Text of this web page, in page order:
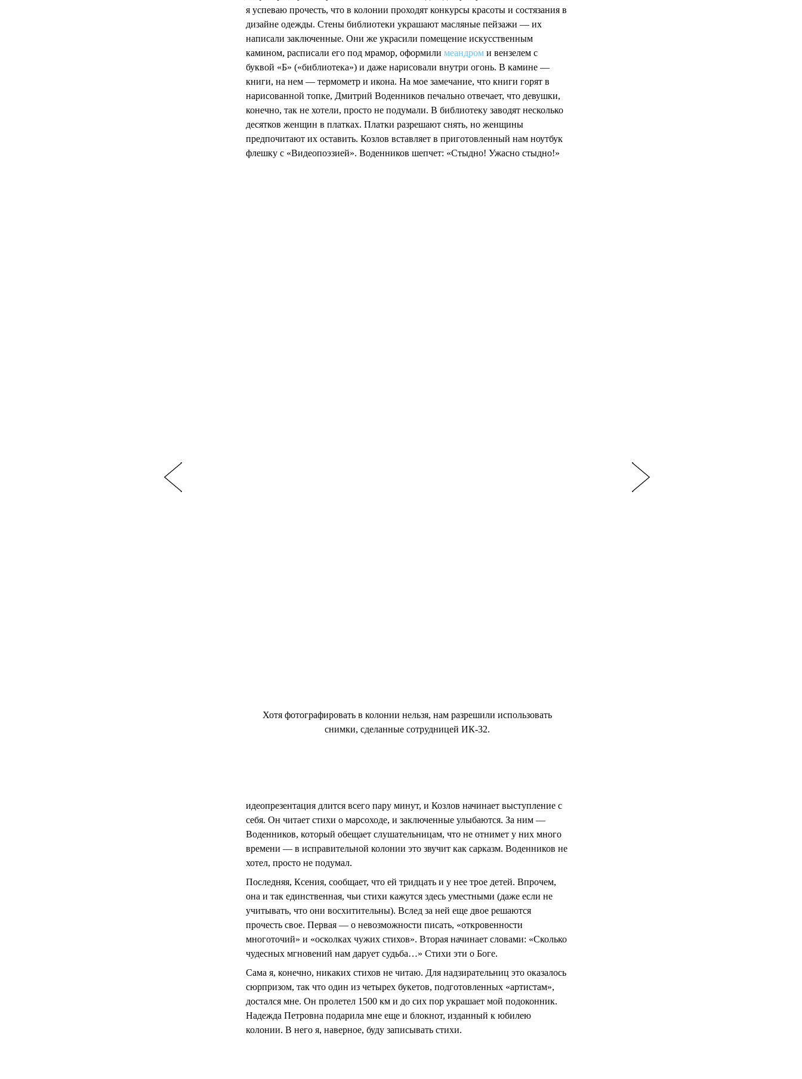
я успеваю прочесть, что в колонии проходят конкурсы красоты и состязания в
дизайне одежды. Стены библиотеки украшают масляные пейзажи — их
написали заключенные. Они же украсили помещение искусственным
камином, расписали его под мрамор, оформили меандром и вензелем с
буквой «Б» («библиотека») и даже нарисовали внутри огонь. В камине —
книги, на нем — термометр и икона. На мое замечание, что книги горят в
нарисованной топке, Дмитрий Воденников печально отвечает, что девушки,
конечно, так не хотели, просто не подумали. В библиотеку заводят несколько
десятков женщин в платках. Платки разрешают снять, но женщины
предпочитают их оставить. Козлов вставляет в приготовленный нам ноутбук
флешку с «Видеопоэзией». Воденников шепчет: «Стыдно! Ужасно стыдно!»
Хотя фотографировать в колонии нельзя, нам разрешили использовать
снимки, сделанные сотрудницей ИК-32.
идеопрезентация длится всего пару минут, и Козлов начинает выступление с
себя. Он читает стихи о марсоходе, и заключенные улыбаются. За ним —
Воденников, который обещает слушательницам, что не отнимет у них много
времени — в исправительной колонии это звучит как сарказм. Воденников не
хотел, просто не подумал.
Последняя, Ксения, сообщает, что ей тридцать и у нее трое детей. Впрочем,
она и так единственная, чьи стихи кажутся здесь уместными (даже если не
учитывать, что они восхитительны). Вслед за ней еще двое решаются
прочесть свое. Первая — о невозможности писать, «откровенности
многоточий» и «осколках чужих стихов». Вторая начинает словами: «Сколько
чудесных мгновений нам дарует судьба…» Стихи эти о Боге.
Сама я, конечно, никаких стихов не читаю. Для надзирательниц это оказалось
сюрпризом, так что один из четырех букетов, подготовленных «артистам»,
достался мне. Он пролетел 1500 км и до сих пор украшает мой подоконник.
Надежда Петровна подарила мне еще и блокнот, изданный к юбилею
колонии. В него я, наверное, буду записывать стихи.